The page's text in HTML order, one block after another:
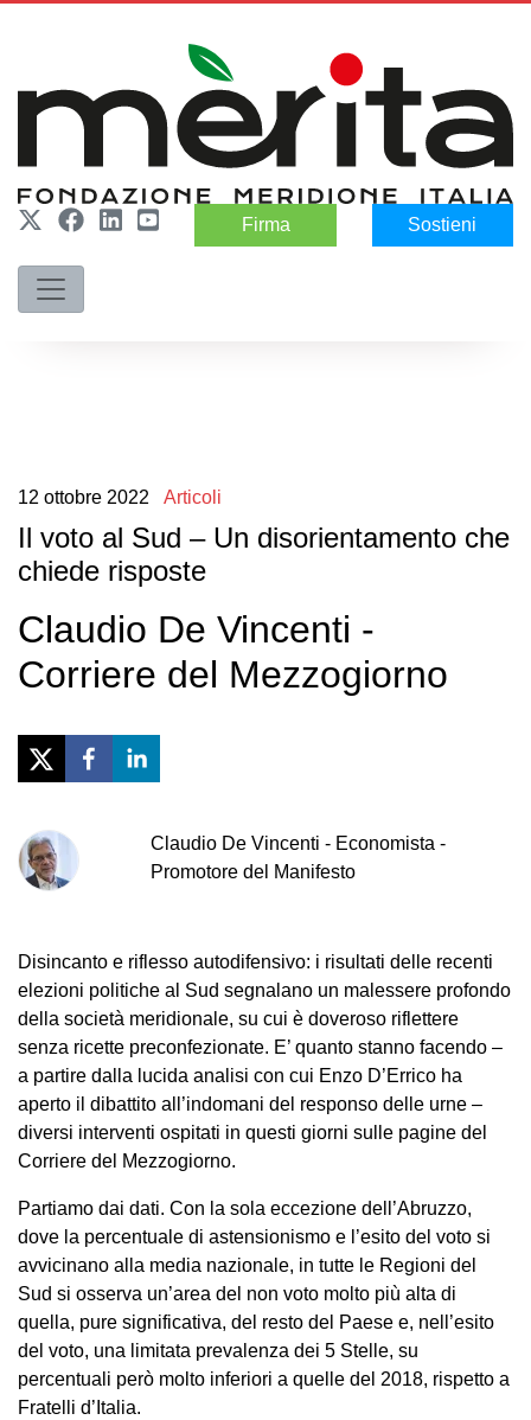
Firma Sostieni
12 ottobre 2022 Articoli
Il voto al Sud – Un disorientamento che
chiede risposte
Claudio De Vincenti -
Corriere del Mezzogiorno
Claudio De Vincenti - Economista -
Promotore del Manifesto
Disincanto e riflesso autodifensivo: i risultati delle recenti
elezioni politiche al Sud segnalano un malessere profondo
della società meridionale, su cui è doveroso riflettere
senza ricette preconfezionate. E’ quanto stanno facendo –
a partire dalla lucida analisi con cui Enzo D’Errico ha
aperto il dibattito all’indomani del responso delle urne –
diversi interventi ospitati in questi giorni sulle pagine del
Corriere del Mezzogiorno.
Partiamo dai dati. Con la sola eccezione dell’Abruzzo,
dove la percentuale di astensionismo e l’esito del voto si
avvicinano alla media nazionale, in tutte le Regioni del
Sud si osserva un’area del non voto molto più alta di
quella, pure significativa, del resto del Paese e, nell’esito
del voto, una limitata prevalenza dei 5 Stelle, su
percentuali però molto inferiori a quelle del 2018, rispetto a
Fratelli d’Italia.